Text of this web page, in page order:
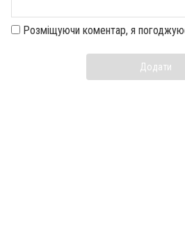
Розміщуючи коментар, я
Додати